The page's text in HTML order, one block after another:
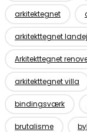
arkitektegnet
arkitekttegnet
Arkitekttegnet
arkitekttegnet villa
bindingsværk
brutalisme